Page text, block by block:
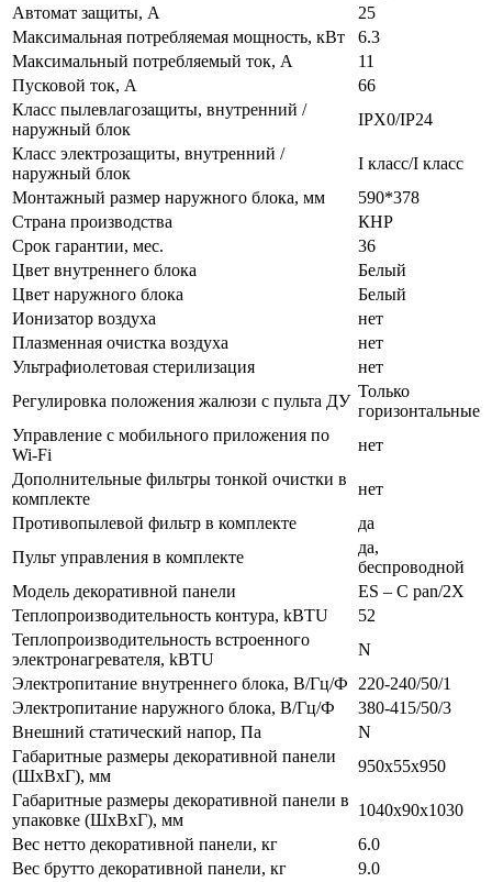
Автомат защиты, А
25
Максимальная потребляемая мощность, кВт
6.3
Максимальный потребляемый ток, А
11
Пусковой ток, А
66
Класс пылевлагозащиты, внутренний /
наружный блок
IPX0/IP24
Класс электрозащиты, внутренний /
наружный блок
I класс/I класс
Монтажный размер наружного блока, мм
590*378
Страна производства
КНР
Срок гарантии, мес.
36
Цвет внутреннего блока
Белый
Цвет наружного блока
Белый
Ионизатор воздуха
нет
Плазменная очистка воздуха
нет
Ультрафиолетовая стерилизация
нет
Регулировка положения жалюзи с пульта ДУ
Только
горизонтальные
Управление c мобильного приложения по
Wi-Fi
нет
Дополнительные фильтры тонкой очистки в
комплекте
нет
Противопылевой фильтр в комплекте
да
Пульт управления в комплекте
да,
беспроводной
Модель декоративной панели
ES – C pan/2X
Теплопроизводительность контура, kBTU
52
Теплопроизводительность встроенного
электронагревателя, kBTU
N
Электропитание внутреннего блока, В/Гц/Ф
220-240/50/1
Электропитание наружного блока, В/Гц/Ф
380-415/50/3
Внешний статический напор, Па
N
Габаритные размеры декоративной панели
(ШxВxГ), мм
950x55x950
Габаритные размеры декоративной панели в
упаковке (ШxВxГ), мм
1040x90x1030
Вес нетто декоративной панели, кг
6.0
Вес брутто декоративной панели, кг
9.0